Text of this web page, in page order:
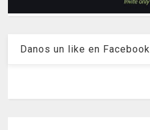
Danos un like en Facebook